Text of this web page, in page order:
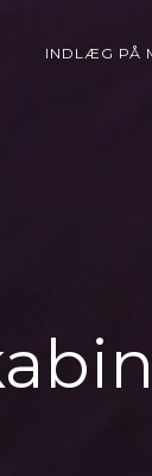
INDLÆG PÅ